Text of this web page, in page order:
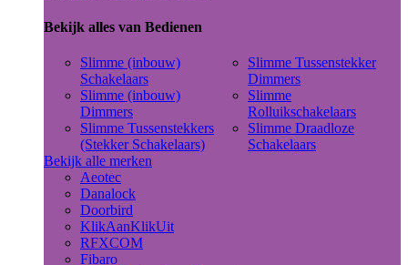
Bekijk alles van Bedienen
Slimme (inbouw)
Schakelaars
Slimme (inbouw)
Dimmers
Slimme Tussenstekkers
(Stekker Schakelaars)
Slimme Tussenstekker
Dimmers
Slimme
Rolluikschakelaars
Slimme Draadloze
Schakelaars
Bekijk alle merken
Aeotec
Danalock
Doorbird
KlikAanKlikUit
RFXCOM
Fibaro